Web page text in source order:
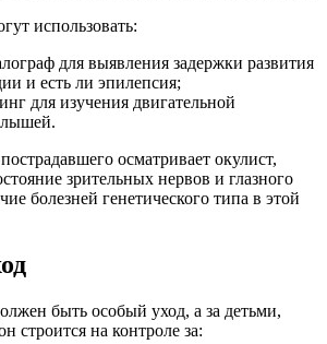
использовать:
для выявления задержки развития
и есть ли эпилепсия;
для изучения двигательной
осматривает окулист,
зрительных нервов и глазного
болезней генетического типа в этой
быть особый уход, а за детьми,
строится на контроле за: